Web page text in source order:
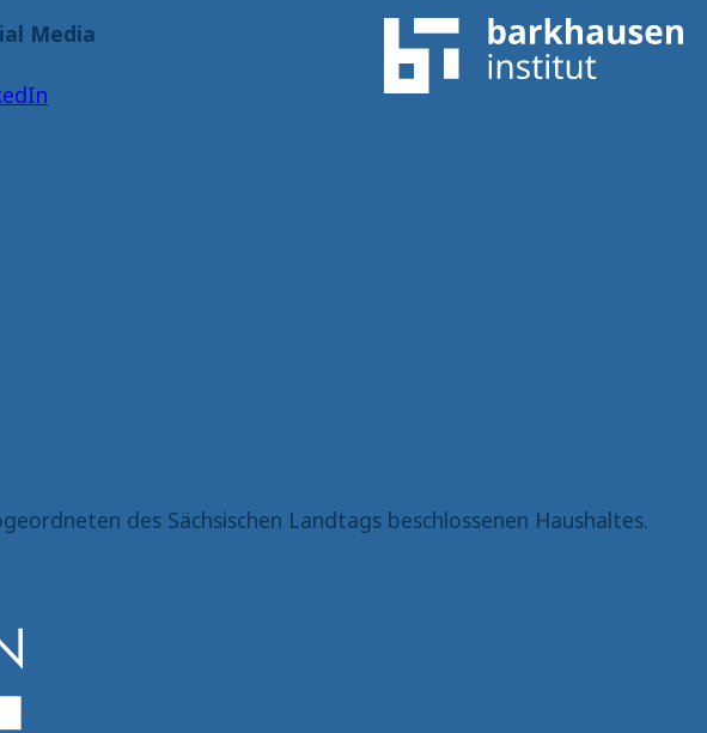
Media
des Sächsischen Landtags beschlossenen Haushaltes.